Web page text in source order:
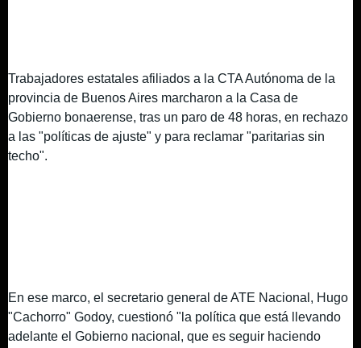
Trabajadores estatales afiliados a la CTA Autónoma de la
provincia de Buenos Aires marcharon a la Casa de
Gobierno bonaerense, tras un paro de 48 horas, en rechazo
a las "políticas de ajuste" y para reclamar "paritarias sin
techo".
En ese marco, el secretario general de ATE Nacional, Hugo
"Cachorro" Godoy, cuestionó "la política que está llevando
adelante el Gobierno nacional, que es seguir haciendo